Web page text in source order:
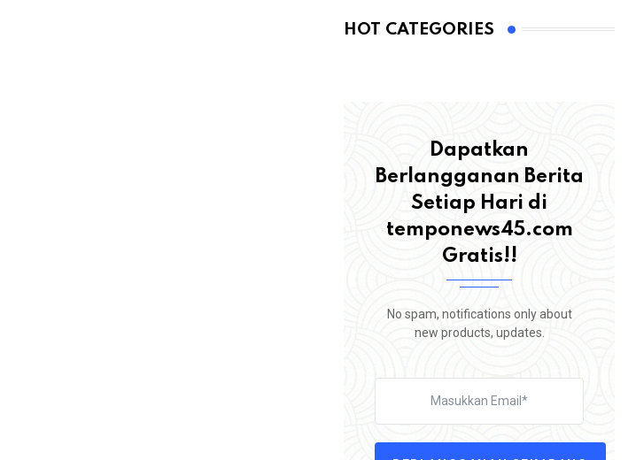
HOT CATEGORIES
Dapatkan
Berlangganan Berita
Setiap Hari di
temponews45.com
Gratis!!
No spam, notifications only about
new products, updates.